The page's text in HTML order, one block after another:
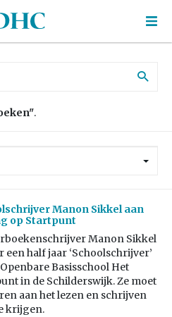
.
Manon Sikkel aan
op Startpunt
Manon Sikkel
een half jaar ‘Schoolschrijver’
Basisschool Het
in de Schilderswijk. Ze moet
aan het lezen en schrijven
krijgen.